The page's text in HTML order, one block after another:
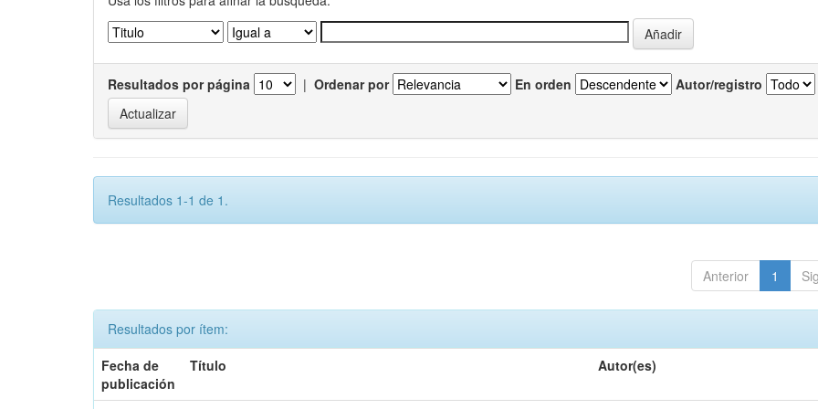
Resultados por página | Ordenar por En orden Autor/registro
Resultados 1-1 de 1.
Anterior 1
Resultados por ítem:
Fecha de
publicación
Título Autor(es)